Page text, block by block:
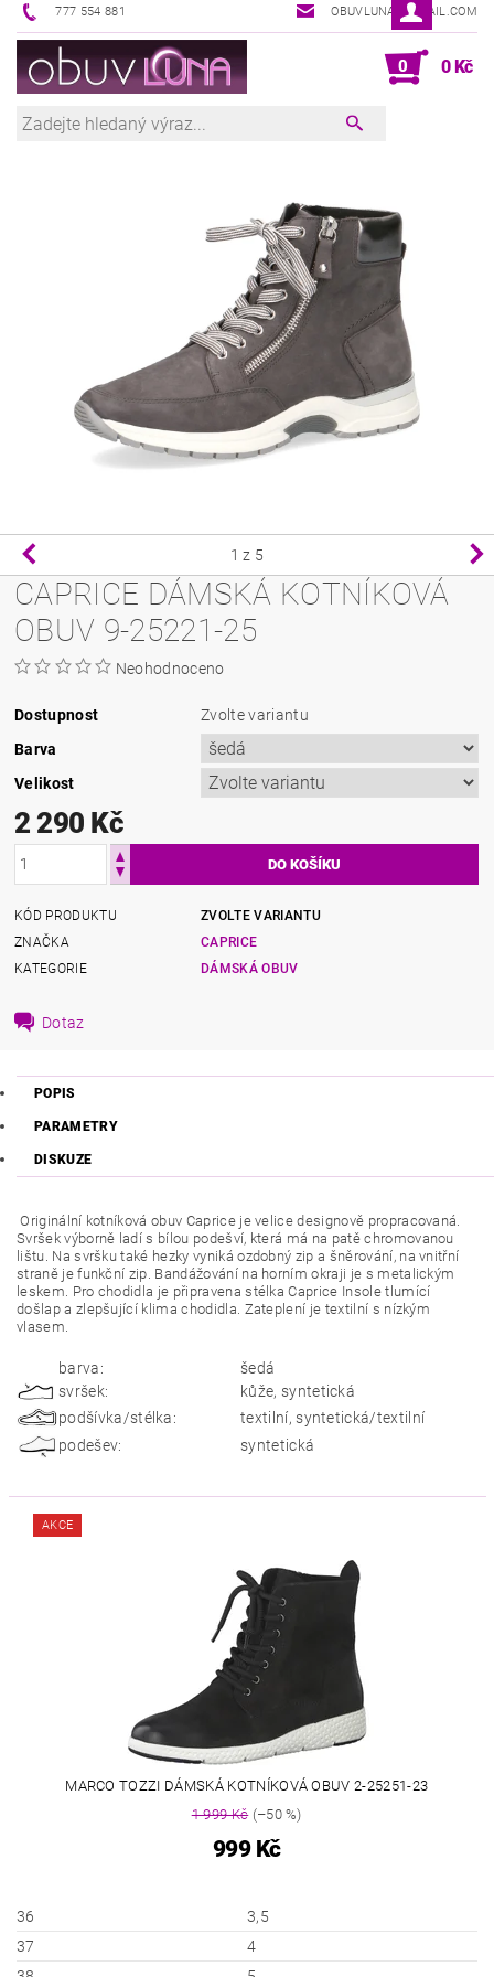
777 554 881 OBUVLUNA@GMAIL.COM
0 0 Kč
1 z 5
CAPRICE DÁMSKÁ KOTNÍKOVÁ
OBUV 9-25221-25
Neohodnoceno
Dostupnost
Zvolte variantu
Barva
Velikost
2 290 Kč
KÓD PRODUKTU
ZVOLTE VARIANTU
ZNAČKA
CAPRICE
KATEGORIE
DÁMSKÁ OBUV
Dotaz
POPIS
PARAMETRY
DISKUZE
Originální kotníková obuv Caprice je velice designově propracovaná.
Svršek výborně ladí s bílou podešví, která má na patě chromovanou
lištu. Na svršku také hezky vyniká ozdobný zip a šněrování, na vnitřní
straně je funkční zip. Bandážování na horním okraji je s metalickým
leskem. Pro chodidla je připravena stélka Caprice Insole tlumící
došlap a zlepšující klima chodidla. Zateplení je textilní s nízkým
vlasem.
barva:
šedá
svršek:
kůže, syntetická
podšívka/stélka:
textilní, syntetická/textilní
podešev:
syntetická
AKCE
MARCO TOZZI DÁMSKÁ KOTNÍKOVÁ OBUV 2-25251-23
1 999 Kč(–50 %)
999 Kč
36
3,5
37
4